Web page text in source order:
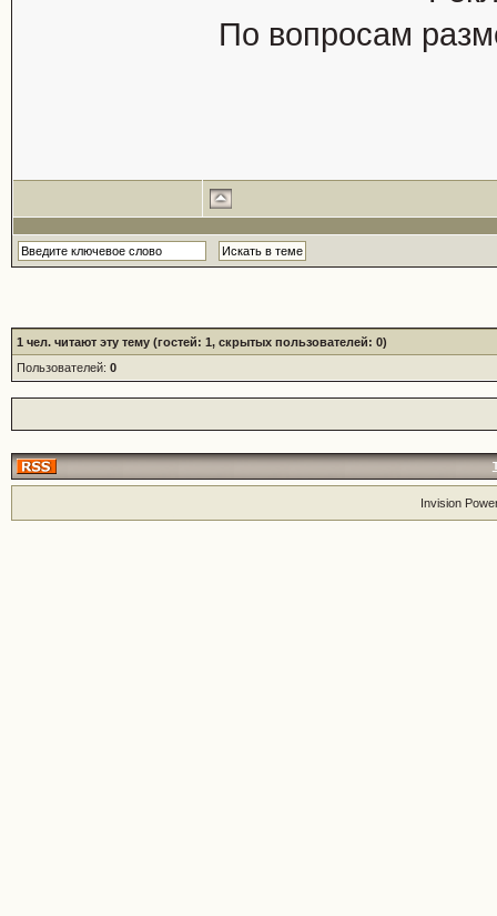
По вопросам
1 чел. читают эту тему (гостей: 1, скрытых пользователей: 0)
Пользователей: 0
Invision